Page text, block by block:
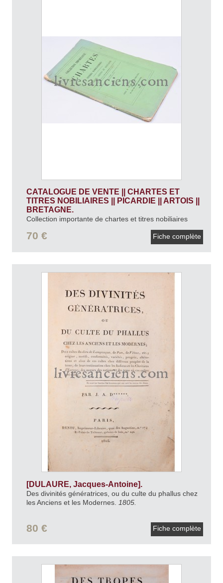
CATALOGUE DE VENTE || CHARTES ET
TITRES NOBILIAIRES || PICARDIE || ARTOIS ||
BRETAGNE.
Collection importante de chartes et titres nobiliaires
concernant les provinces de Picardie, Artois et
Bretagne.
70 € Fiche complète
[DULAURE, Jacques-Antoine].
Des divinités génératrices, ou du culte du phallus chez
les Anciens et les Modernes.
1805.
80 € Fiche complète